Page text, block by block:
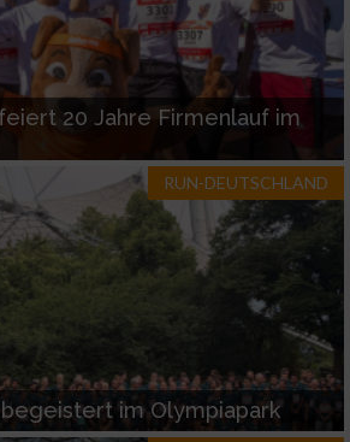
20 Jahre Firmenlauf im
RUN-DEUTSCHLAND
begeistert im Olympiapark